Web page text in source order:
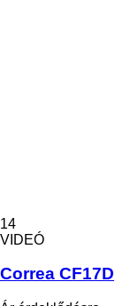
14
VIDEÓ
Correa CF17D